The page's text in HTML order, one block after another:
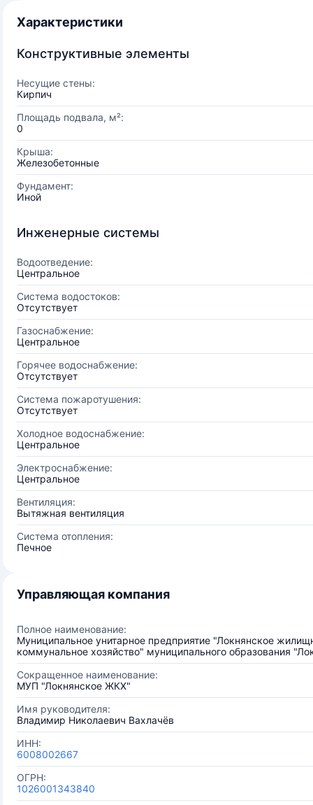
Характеристики
Конструктивные элементы
Несущие стены:
Кирпич
Площадь подвала, м²:
0
Крыша:
Железобетонные
Фундамент:
Иной
Инженерные системы
Водоотведение:
Центральное
Система водостоков:
Отсутствует
Газоснабжение:
Центральное
Горячее водоснабжение:
Отсутствует
Система пожаротушения:
Отсутствует
Холодное водоснабжение:
Центральное
Электроснабжение:
Центральное
Вентиляция:
Вытяжная вентиляция
Система отопления:
Печное
Управляющая компания
Полное наименование:
Муниципальное унитарное предприятие "Локнянское
коммунальное хозяйство" муниципального образования
Сокращенное наименование:
МУП "Локнянское ЖКХ"
Имя руководителя:
Владимир Николаевич Вахлачёв
ИНН:
6008002667
ОГРН:
1026001343840